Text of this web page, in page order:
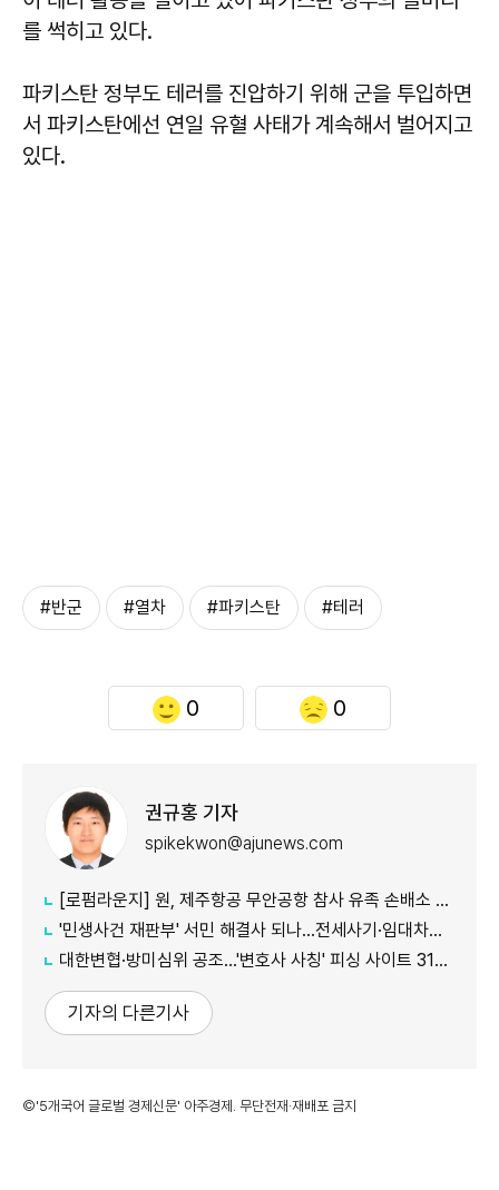
를 썩히고 있다.
파키스탄 정부도 테러를 진압하기 위해 군을 투입하면
서 파키스탄에선 연일 유혈 사태가 계속해서 벌어지고
있다.
#반군 #열차 #파키스탄 #테러
0 0
권규홍 기자
spikekwon@ajunews.com
[로펌라운지] 원, 제주항공 무안공항 참사 유족 손배소 대리..."참사 진상 명확히 규명"
'민생사건 재판부' 서민 해결사 되나...전세사기·임대차분쟁 평균 3개월내 해결
대한변협·방미심위 공조…'변호사 사칭' 피싱 사이트 31건 무더기 차단
기자의 다른기사
©'5개국어 글로벌 경제신문' 아주경제. 무단전재·재배포 금지